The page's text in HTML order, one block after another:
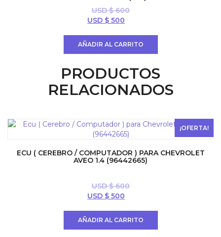
USD $600
El
$ 600.
USD $ 500
$ 500.
AÑADIR AL CARRITO
PRODUCTOS
RELACIONADOS
¡OFERTA!
ECU ( CEREBRO / COMPUTADOR ) PARA CHEVROLET
AVEO 1.4 (96442665)
USD $600
El
era:
USD $ 500
es:
AÑADIR AL CARRITO